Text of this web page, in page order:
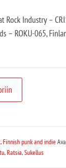
Rock Industry –
– ROKU-065,
,Finnish punk and indie
,Ratsia,Sukellus